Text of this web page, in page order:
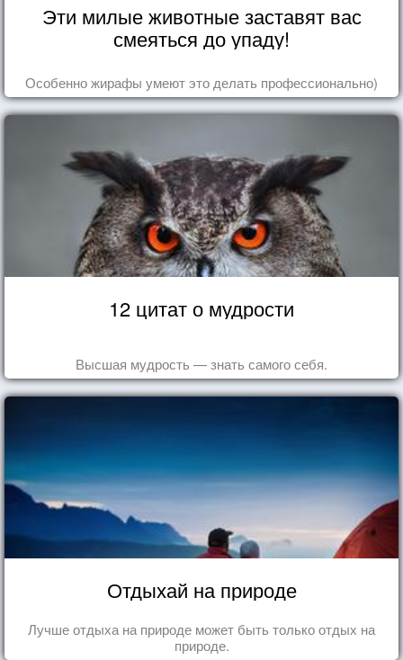
Эти милые животные заставят вас
смеяться до упаду!
Особенно жирафы умеют это делать профессионально)
12 цитат о мудрости
Высшая мудрость — знать самого себя.
Отдыхай на природе
Лучше отдыха на природе может быть только отдых на
природе.